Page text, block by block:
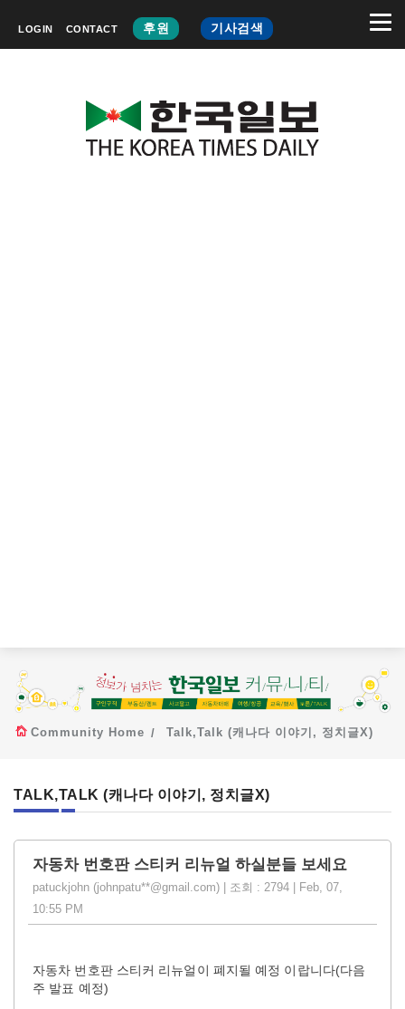
LOGIN CONTACT 후원 기사검색
Community Home Talk,Talk (캐나다 이야기, 정치글X)
TALK,TALK (캐나다 이야기, 정치글X)
자동차 번호판 스티커 리뉴얼 하실분들 보세요
patuckjohn (johnpatu**@gmail.com) | 조회 : 2794 | Feb, 07,
10:55 PM
자동차 번호판 스티커 리뉴얼이 폐지될 예정 이랍니다(다음
주 발표 예정)